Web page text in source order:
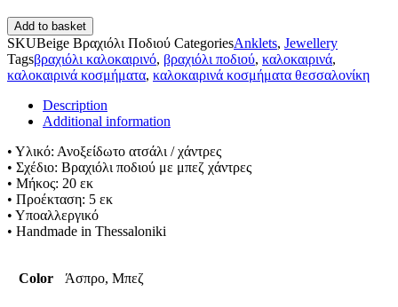
Add to basket
SKUBeige Βραχιόλι Ποδιού CategoriesAnklets, Jewellery
Tagsβραχιόλι καλοκαιρινό, βραχιόλι ποδιού, καλοκαιρινά,
καλοκαιρινά κοσμήματα, καλοκαιρινά κοσμήματα θεσσαλονίκη
Description
Additional information
• Υλικό: Ανοξείδωτο ατσάλι / χάντρες
• Σχέδιο: Βραχιόλι ποδιού με μπεζ χάντρες
• Μήκος: 20 εκ
• Προέκταση: 5 εκ
• Υποαλλεργικό
• Handmade in Thessaloniki
Color Άσπρο, Μπεζ